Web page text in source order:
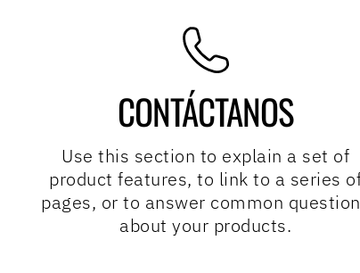
CONTÁCTANOS
Use this section to explain a set of
product features, to link to a series
pages, or to answer common
about your products.